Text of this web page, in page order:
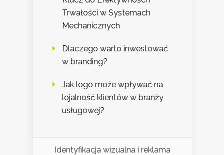
Trwałości w Systemach
Mechanicznych
Dlaczego warto inwestować
w branding?
Jak logo może wpływać na
lojalność klientów w branży
usługowej?
Identyfikacja wizualna i reklama